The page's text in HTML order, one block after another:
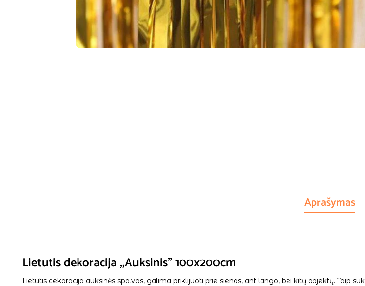
Aprašymas
Lietutis dekoracija ,,Auksinis” 100x200cm
Lietutis dekoracija auksinės spalvos, galima priklijuoti prie sienos, ant lango, bei kitų objektų. Taip